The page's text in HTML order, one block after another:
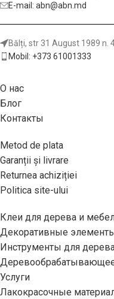
E-mail: abn@abn.md
Bălți, str 31 August 1989 n.
Mobil: +373 61001333
О нас
Блог
Контакты
Metod de plata
Garanții și livrare
Returnea achiziției
Politica site-ului
Клеи для дерева и
Декоративные
Инструменты для
Услуги
Лакокрасочные